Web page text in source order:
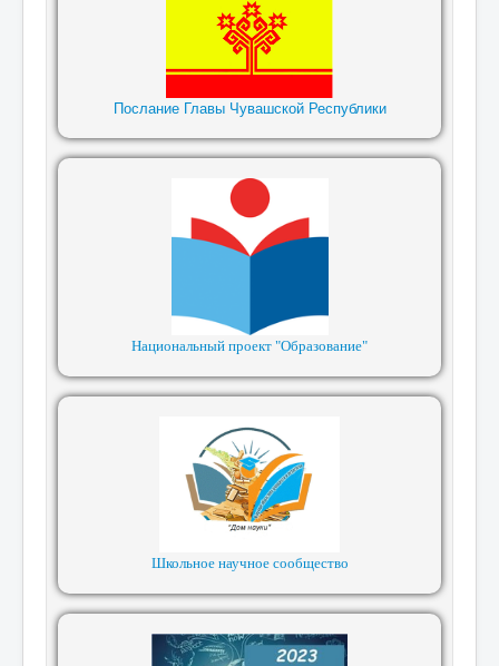
Послание Главы Чувашской Республики
Национальный проект "Образование"
Школьное научное сообщество